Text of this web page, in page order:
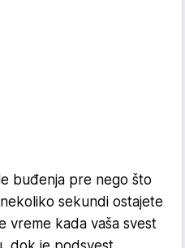
buđenja pre nego što
sekundi ostajete
vreme kada vaša svest